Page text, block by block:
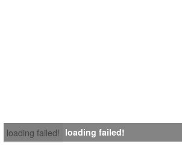
loading failed! loading failed!